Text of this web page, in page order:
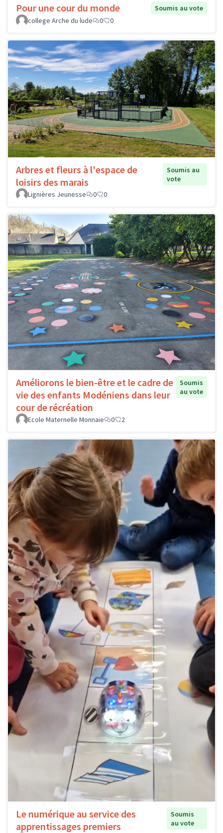
Pour une cour du monde
Soumis au vote
college Arche du lude
0 0
Arbres et fleurs à l'espace de
loisirs des marais
Soumis au
vote
Lignières Jeunesse
0 0
Améliorons le bien-être et le cadre de
vie des enfants Modéniens dans leur
cour de récréation
Soumis
au vote
Ecole Maternelle Monnaie 0 2
Le numérique au service des
apprentissages premiers
Soumis
au vote